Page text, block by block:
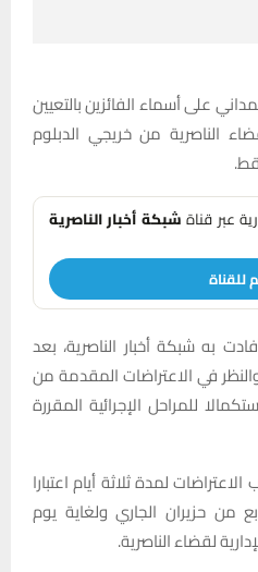
على أسماء الفائزين بالتعيين
الناصرية من خريجي الدبلوم
عبر قناةشبكة أخبار الناصرية
للقناة
به شبكة أخبار الناصرية، بعد
في الاعتراضات المقدمة من
للمراحل الإجرائية المقررة
لمدة ثلاثة أيام اعتبارا
من حزيران الجاري ولغاية يوم
لقضاء الناصرية.